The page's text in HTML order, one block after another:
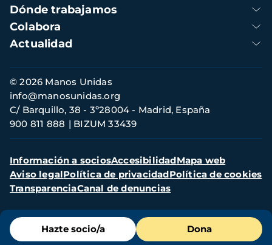
Menú
de
Hazte socio/a Dona
Dónde trabajamos
Colabora
Actualidad
Información
de
contacto
© 2026 Manos Unidas
C/ Barquillo, 38 - 3º28004 - Madrid, España
900 811 888
BIZUM 33439
info@manosunidas.org
Menú
secundario
Información a sociosAccesibilidadMapa web
Aviso legalPolítica de privacidadPolítica de cookies
TransparenciaCanal de denuncias